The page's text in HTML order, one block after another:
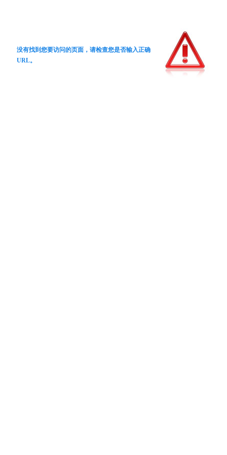
没有找到您要访问的页面，请检查您是否输入正确
URL。